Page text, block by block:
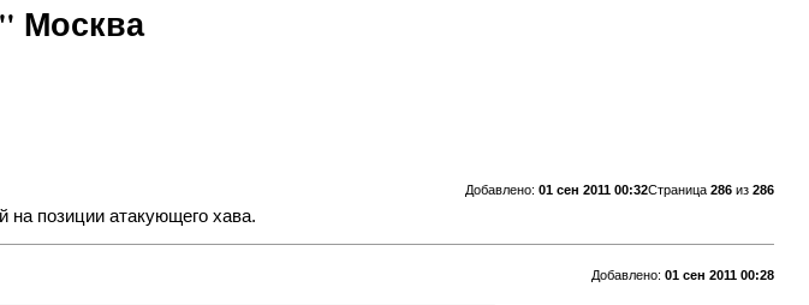
Москва
Страница 286из 286
Добавлено: 01 сен 2011 00:32
на позиции атакующего хава.
Добавлено: 01 сен 2011 00:28